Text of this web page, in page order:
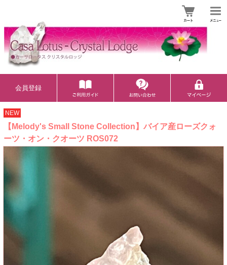
会員登録
NEW
【Melody's Small Stone Collection】バイア産ローズクォ
ーツ・オン・クオーツ ROS072